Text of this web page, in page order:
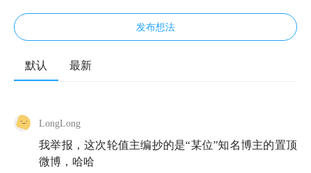
发布想法
默认 最新
LongLong
我举报，这次轮值主编抄的是“某位”知名博主的置顶
微博，哈哈